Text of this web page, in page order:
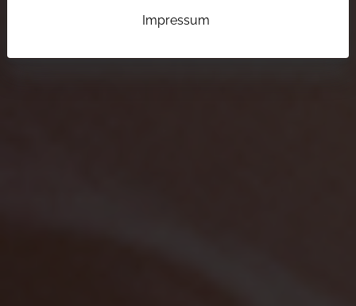
Impressum